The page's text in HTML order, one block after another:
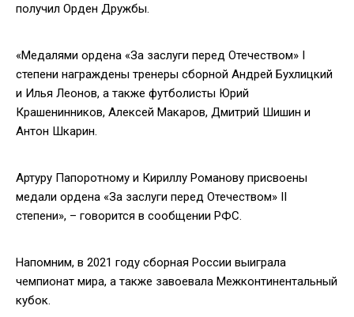
получил Орден Дружбы.
«Медалями ордена «За заслуги перед Отечеством» I
степени награждены тренеры сборной Андрей Бухлицкий
и Илья Леонов, а также футболисты Юрий
Крашенинников, Алексей Макаров, Дмитрий Шишин и
Антон Шкарин.
Артуру Папоротному и Кириллу Романову присвоены
медали ордена «За заслуги перед Отечеством» II
степени», – говорится в сообщении РФС.
Напомним, в 2021 году сборная России выиграла
чемпионат мира, а также завоевала Межконтинентальный
кубок.